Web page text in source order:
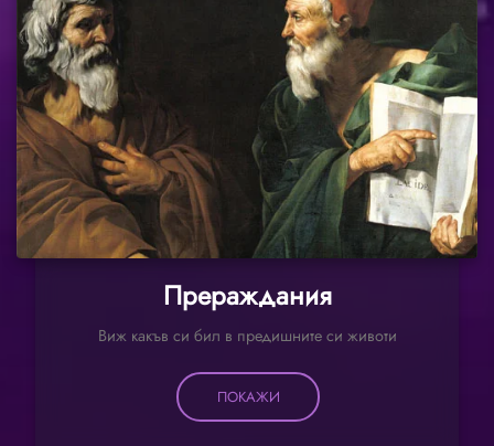
Прераждания
Виж какъв си бил в предишните си животи
ПОКАЖИ